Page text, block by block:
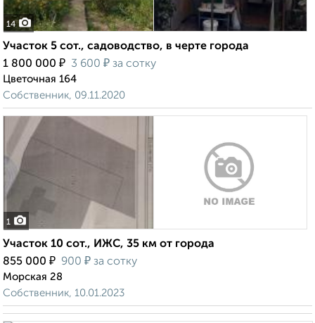
14
Участок 5 сот., садоводство, в черте города
1 800 000 ₽ 3 600 ₽ за сотку
Цветочная 164
Собственник, 09.11.2020
1
Участок 10 сот., ИЖС, 35 км от города
855 000 ₽ 900 ₽ за сотку
Морская 28
Собственник, 10.01.2023